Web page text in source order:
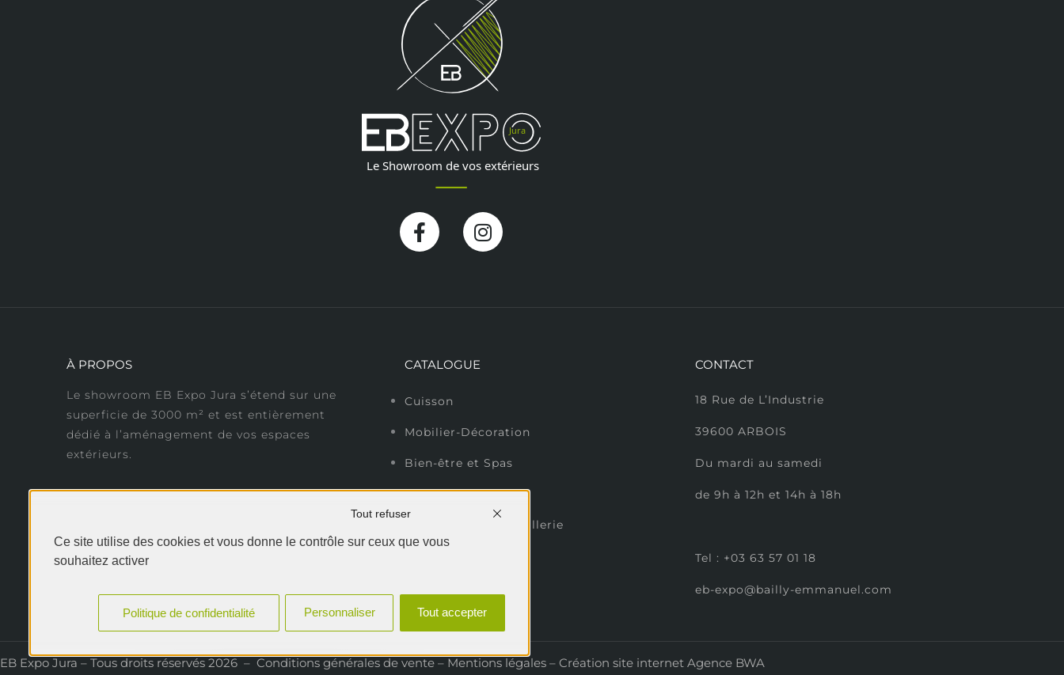
Facebook-
f
Instagram
À PROPOS
Le showroom EB Expo Jura s’étend sur une
superficie de 3000 m² et est entièrement
dédié à l’aménagement de vos espaces
extérieurs.
CATALOGUE
Cuisson
Mobilier-Décoration
Bien-être et Spas
Sol extérieur
Entretien et Quincaillerie
CONTACT
18 Rue de L’Industrie
39600 ARBOIS
Du mardi au samedi
de 9h à 12h et 14h à 18h
Tel : +03 63 57 01 18
eb-expo@bailly-emmanuel.com
EB Expo Jura – Tous droits réservés 2026 – Conditions générales de vente– Mentions légales– Création site internet Agence BWA
Ce site utilise des cookies et vous donne le contrôle sur ceux que vous
souhaitez activer
Tout accepter
Tout refuser
Personnaliser
Politique de confidentialité